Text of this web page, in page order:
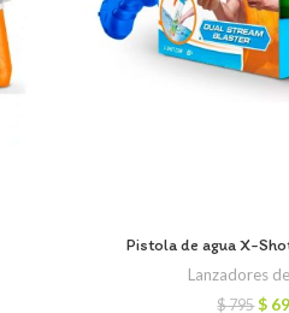
Pistola de agua X-
Lanzadores
$795 El
$